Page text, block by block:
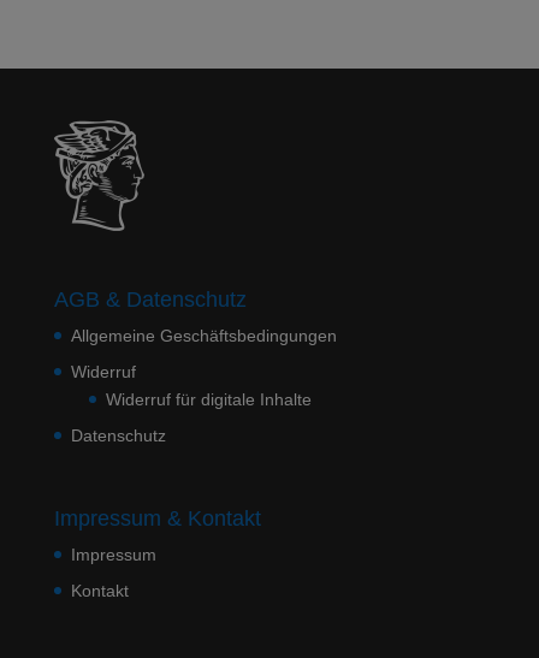
AGB & Datenschutz
Allgemeine Geschäftsbedingungen
Widerruf
Widerruf für digitale Inhalte
Datenschutz
Impressum & Kontakt
Impressum
Kontakt